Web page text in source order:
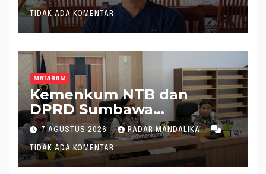
TIDAK ADA KOMENTAR
MATARAM
Kemenkum NTB dan
DPRD Sumbawa
Mantapkan Rencana
Pembentukan 8 Raperda
Inisiatif
7 AGUSTUS 2026 RADAR MANDALIKA
TIDAK ADA KOMENTAR